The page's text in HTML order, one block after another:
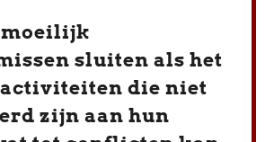
moeilijk
sluiten als het
activiteiten die niet
zijn aan hun